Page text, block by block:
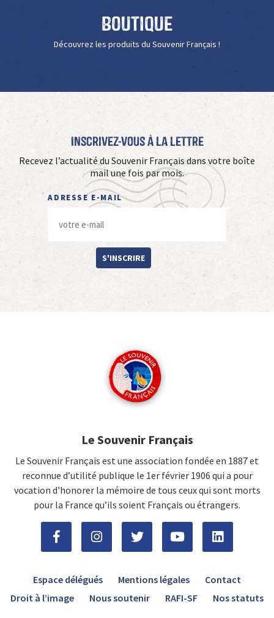
Boutique
Découvrez les produits du Souvenir Français !
Inscrivez-vous à La Lettre
Recevez l’actualité du Souvenir Français dans votre boîte
mail une fois par mois.
ADRESSE E-MAIL
S'INSCRIRE
Le Souvenir Français
Le Souvenir Français est une association fondée en 1887 et
reconnue d’utilité publique le 1er février 1906 qui a pour
vocation d'honorer la mémoire de tous ceux qui sont morts
pour la France qu’ils soient Français ou étrangers.
Espace délégués Mentions légales
Contact
Droit à l’image
Nous soutenir RAFI-SF Nos statuts